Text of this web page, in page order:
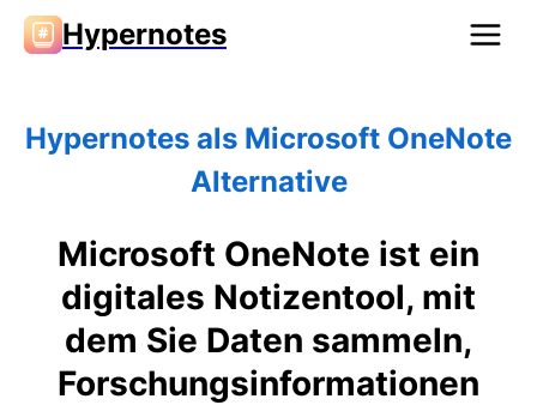
Hypernotes
Hypernotes als Microsoft OneNote
Alternative
Microsoft OneNote ist ein
digitales Notizentool, mit
dem Sie Daten sammeln,
Forschungsinformationen